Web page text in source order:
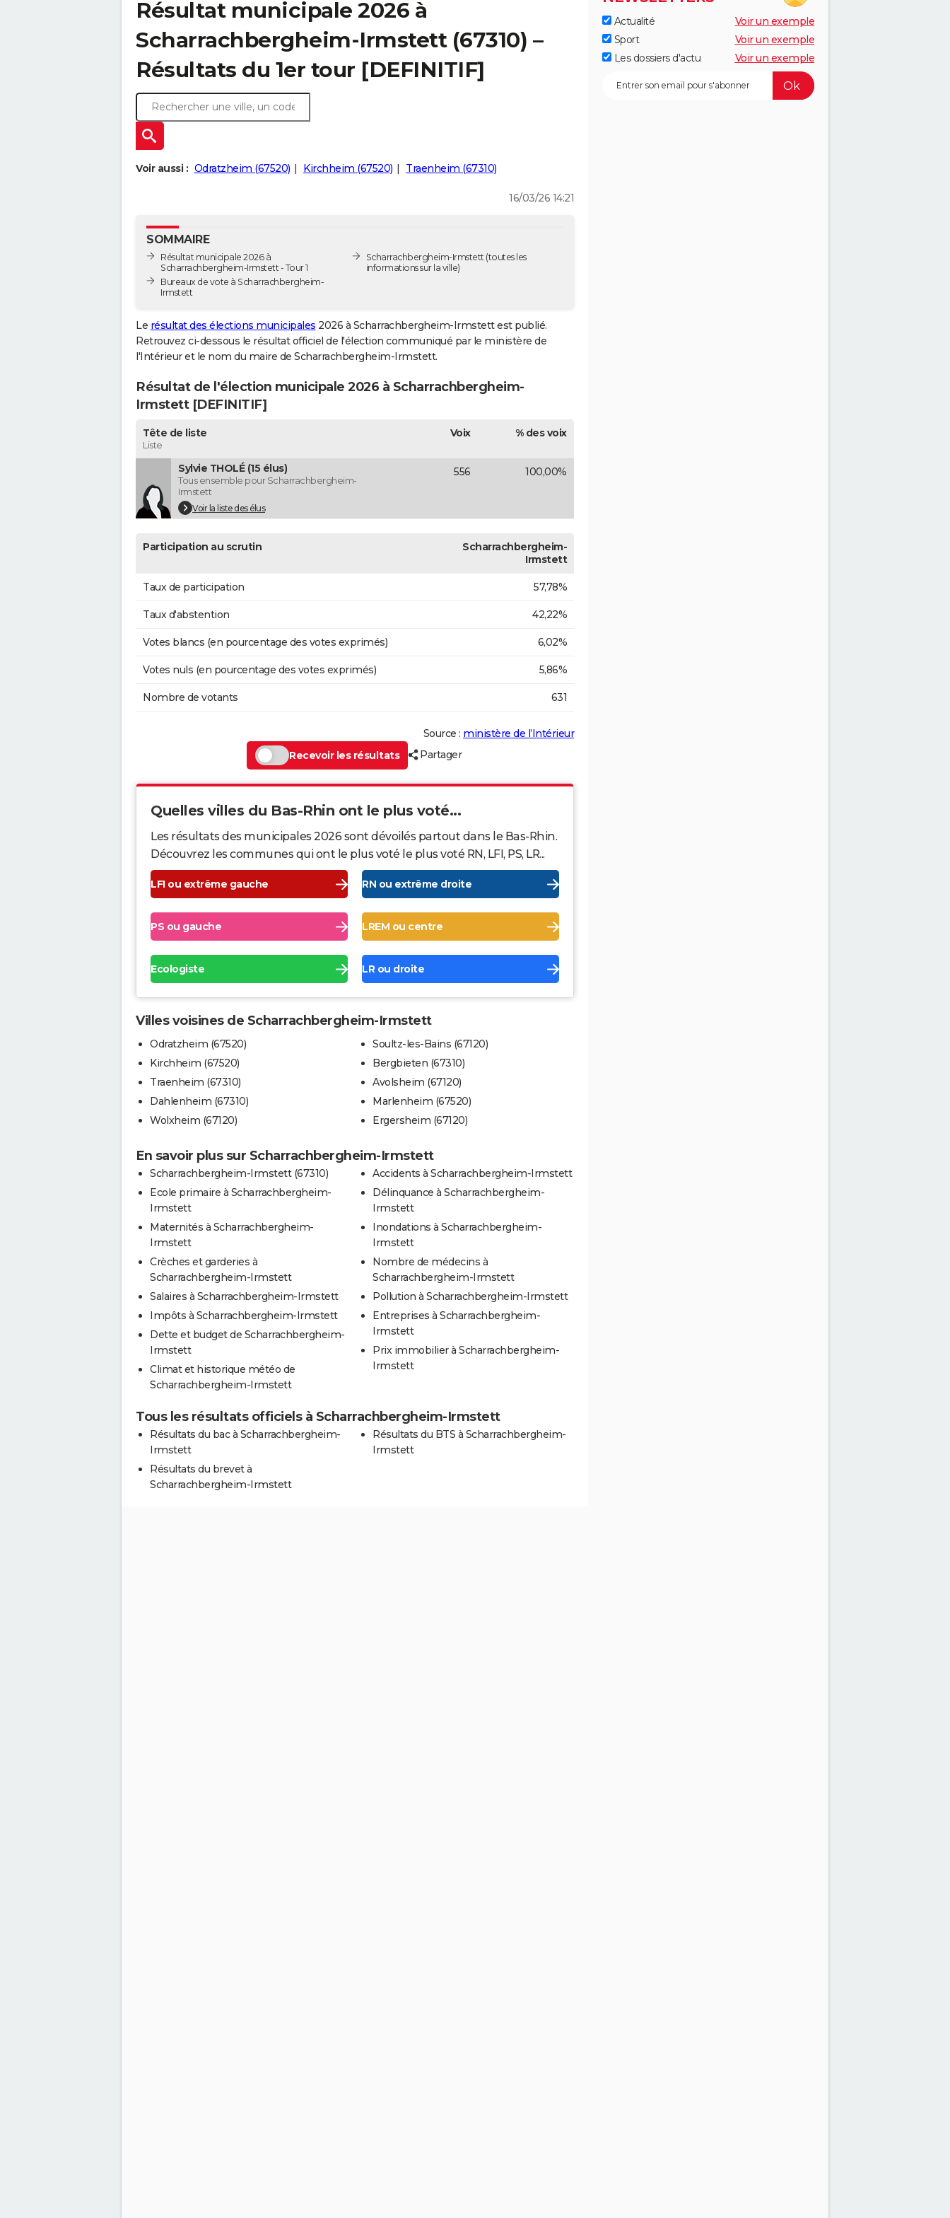
Résultat municipale 2026 à
Scharrachbergheim-Irmstett (67310) –
Résultats du 1er tour [DEFINITIF]
Voir aussi : Odratzheim (67520) Kirchheim (67520) Traenheim (67310)
16/03/26 14:21
SOMMAIRE
Résultat municipale 2026 à
Scharrachbergheim-Irmstett - Tour 1
Bureaux de vote à Scharrachbergheim-
Irmstett
Scharrachbergheim-Irmstett (toutes les
informations sur la ville)
Le résultat des élections municipales 2026 à Scharrachbergheim-Irmstett est publié.
Retrouvez ci-dessous le résultat officiel de l'élection communiqué par le ministère de
l'Intérieur et le nom du maire de Scharrachbergheim-Irmstett.
Résultat de l'élection municipale 2026 à Scharrachbergheim-
Irmstett [DEFINITIF]
Tête de liste
Liste
Voix % des voix
Sylvie THOLÉ (15 élus)
Tous ensemble pour Scharrachbergheim-
Irmstett
Voir la liste des élus
556 100,00%
Participation au scrutin
Scharrachbergheim-
Irmstett
Taux de participation 57,78%
Taux d'abstention 42,22%
Votes blancs (en pourcentage des votes exprimés) 6,02%
Votes nuls (en pourcentage des votes exprimés) 5,86%
Nombre de votants 631
Source : ministère de l’Intérieur
Recevoir les résultats
Partager
Quelles villes du Bas-Rhin ont le plus voté...
Les résultats des municipales 2026 sont dévoilés partout dans le Bas-Rhin.
Découvrez les communes qui ont le plus voté le plus voté RN, LFI, PS, LR...
LFI ou extrême gauche RN ou extrême droite
PS ou gauche LREM ou centre
Ecologiste LR ou droite
Villes voisines de Scharrachbergheim-Irmstett
Odratzheim (67520)
Kirchheim (67520)
Traenheim (67310)
Dahlenheim (67310)
Wolxheim (67120)
Soultz-les-Bains (67120)
Bergbieten (67310)
Avolsheim (67120)
Marlenheim (67520)
Ergersheim (67120)
En savoir plus sur Scharrachbergheim-Irmstett
Scharrachbergheim-Irmstett (67310)
Ecole primaire à Scharrachbergheim-
Irmstett
Maternités à Scharrachbergheim-
Irmstett
Crèches et garderies à
Scharrachbergheim-Irmstett
Salaires à Scharrachbergheim-Irmstett
Impôts à Scharrachbergheim-Irmstett
Dette et budget de Scharrachbergheim-
Irmstett
Climat et historique météo de
Scharrachbergheim-Irmstett
Accidents à Scharrachbergheim-Irmstett
Délinquance à Scharrachbergheim-
Irmstett
Inondations à Scharrachbergheim-
Irmstett
Nombre de médecins à
Scharrachbergheim-Irmstett
Pollution à Scharrachbergheim-Irmstett
Entreprises à Scharrachbergheim-
Irmstett
Prix immobilier à Scharrachbergheim-
Irmstett
Tous les résultats officiels à Scharrachbergheim-Irmstett
Résultats du bac à Scharrachbergheim-
Irmstett
Résultats du brevet à
Scharrachbergheim-Irmstett
Résultats du BTS à Scharrachbergheim-
Irmstett
Actualité
Voir un exemple
Sport
Voir un exemple
Les dossiers d'actu
Voir un exemple